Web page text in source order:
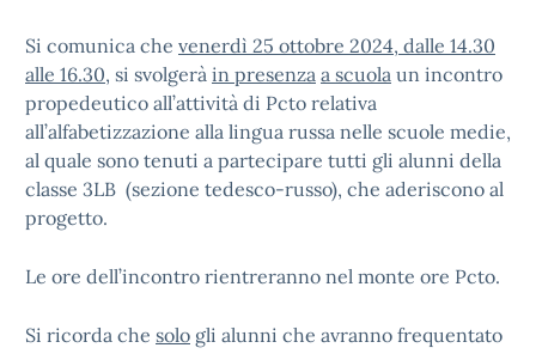
Si comunica che venerdì 25 ottobre 2024, dalle 14.30
alle 16.30, si svolgerà in presenza a scuola un incontro
propedeutico all’attività di Pcto relativa
all’alfabetizzazione alla lingua russa nelle scuole medie,
al quale sono tenuti a partecipare tutti gli alunni della
classe 3LB (sezione tedesco-russo), che aderiscono al
progetto.
Le ore dell’incontro rientreranno nel monte ore Pcto.
Si ricorda che solo gli alunni che avranno frequentato